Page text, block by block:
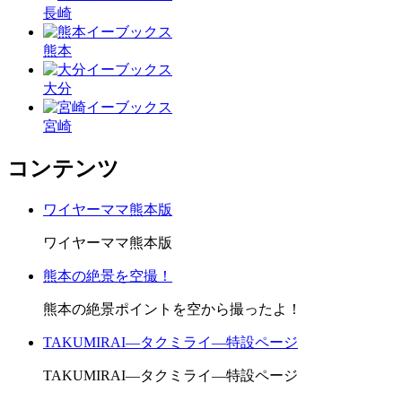
長崎
熊本
大分
宮崎
コンテンツ
ワイヤーママ熊本版
ワイヤーママ熊本版
熊本の絶景を空撮！
熊本の絶景ポイントを空から撮ったよ！
TAKUMIRAI―タクミライ―特設ページ
TAKUMIRAI―タクミライ―特設ページ